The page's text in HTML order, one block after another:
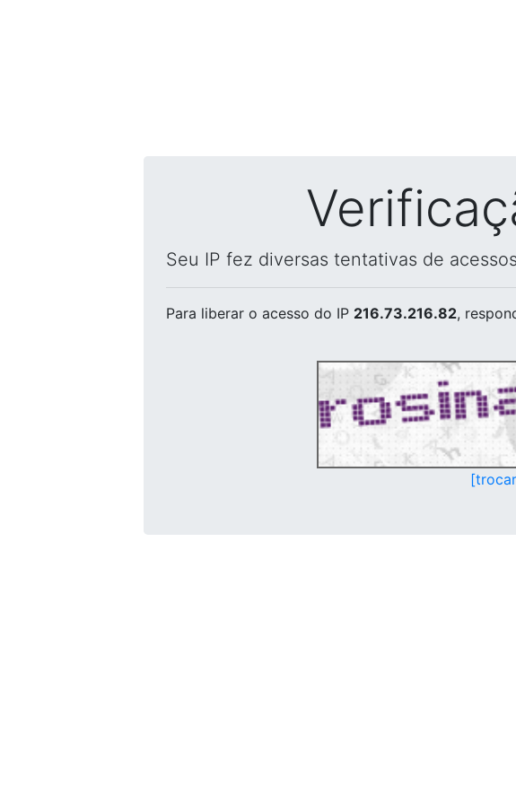
Seu IP fez diversas tentativas de
Para liberar o acesso do IP 216.73.216.82,